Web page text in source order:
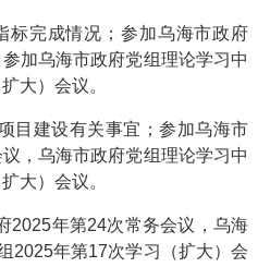
完成情况；参加乌海市政府
加乌海市政府党组理论学习中
大）会议。
建设有关事宜；参加乌海市
，乌海市政府党组理论学习中
大）会议。
年第24次常务会议，乌海
2025年第17次学习（扩大）会